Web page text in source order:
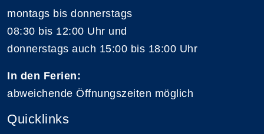
montags bis donnerstags
08:30 bis 12:00 Uhr und
donnerstags auch 15:00 bis 18:00 Uhr
In den Ferien:
abweichende Öffnungszeiten möglich
Quicklinks